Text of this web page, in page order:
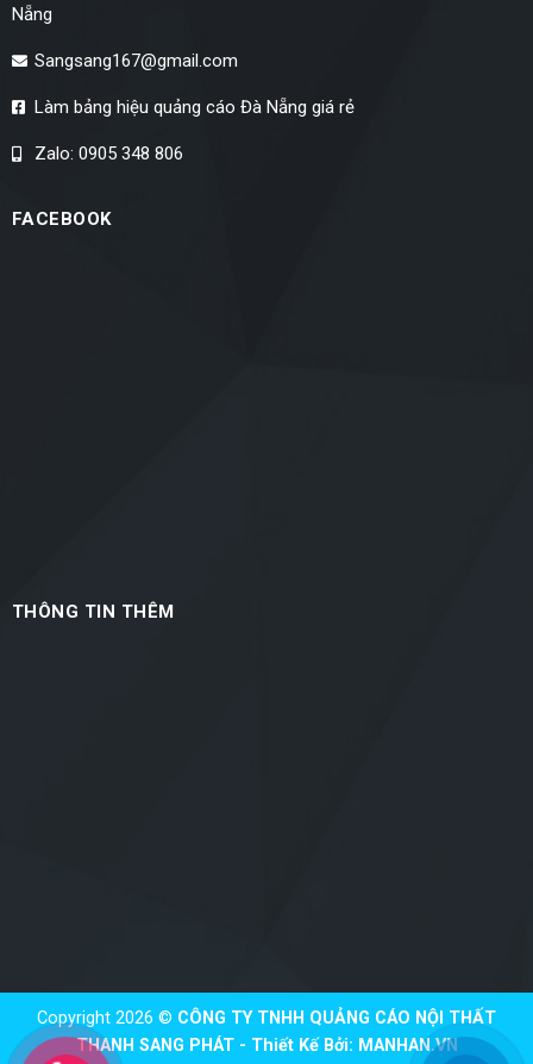
Nẵng
Sangsang167@gmail.com
Làm bảng hiệu quảng cáo Đà Nẵng giá rẻ
Zalo: 0905 348 806
FACEBOOK
THÔNG TIN THÊM
Copyright 2026 © CÔNG TY TNHH QUẢNG CÁO NỘI THẤT
THANH SANG PHÁT - Thiết Kế Bởi: MANHAN.VN